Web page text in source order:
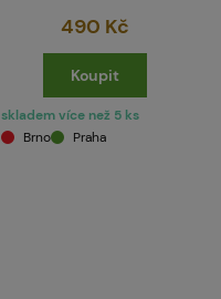
490 Kč
Koupit
skladem více než 5 ks
Brno
Praha